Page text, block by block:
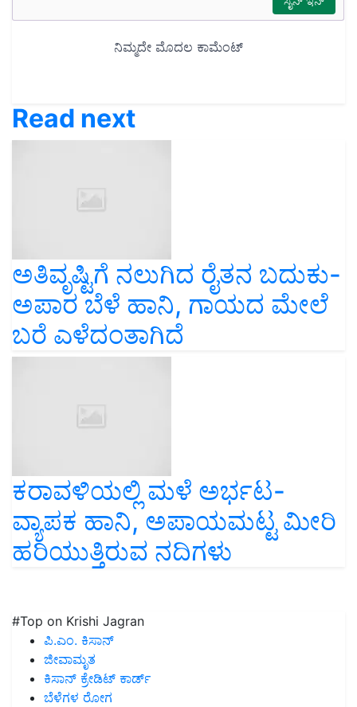
Read next
ಅತಿವೃಷ್ಟಿಗೆ ನಲುಗಿದ ರೈತನ ಬದುಕು-
ಅಪಾರ ಬೆಳೆ ಹಾನಿ, ಗಾಯದ ಮೇಲೆ
ಬರೆ ಎಳೆದಂತಾಗಿದೆ
ಕರಾವಳಿಯಲ್ಲಿ ಮಳೆ ಅರ್ಭಟ-
ವ್ಯಾಪಕ ಹಾನಿ, ಅಪಾಯಮಟ್ಟ ಮೀರಿ
ಹರಿಯುತ್ತಿರುವ ನದಿಗಳು
#Top on Krishi Jagran
ಪಿ.ಎಂ. ಕಿಸಾನ್
ಜೀವಾಮೃತ
ಕಿಸಾನ್ ಕ್ರೇಡಿಟ್ ಕಾರ್ಡ್
ಬೆಳೆಗಳ ರೋಗ